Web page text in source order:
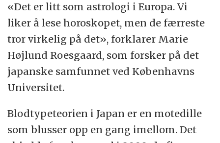
Type B:Lidenskapelig, optimistisk, kreativ
og munter, men samtidig uansvarlig, glemsk
og doven. Et japansk statsråd har i 2011
unnskyldt sine politiske uttalelser med at
han er blodtype B, og at intensjonene hans
derfor ikke alltid blir oppfattet riktig.
Type AB:Rolig, rasjonell, intelligent og
omstillingsdyktig, men kritisk, snobbete og
«Det er litt som astrologi i Europa. Vi
liker å lese horoskopet, men de færreste
tror virkelig på det», forklarer Marie
Højlund Roesgaard, som forsker på det
japanske samfunnet ved Københavns
Universitet.
Blodtypeteorien i Japan er en motedille
som blusser opp en gang imellom. Det